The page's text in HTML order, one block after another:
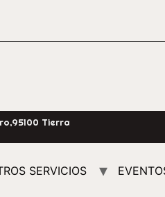
Tierra
SERVICIOS